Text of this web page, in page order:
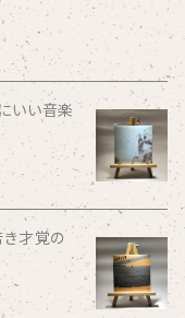
いい音楽
き才覚の